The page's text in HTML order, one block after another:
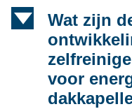
d
Wat zijn
voor